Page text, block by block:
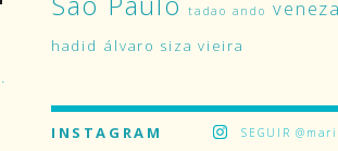
tadao ando veneza
hadid álvaro siza vieira
INSTAGRAM SEGUIR